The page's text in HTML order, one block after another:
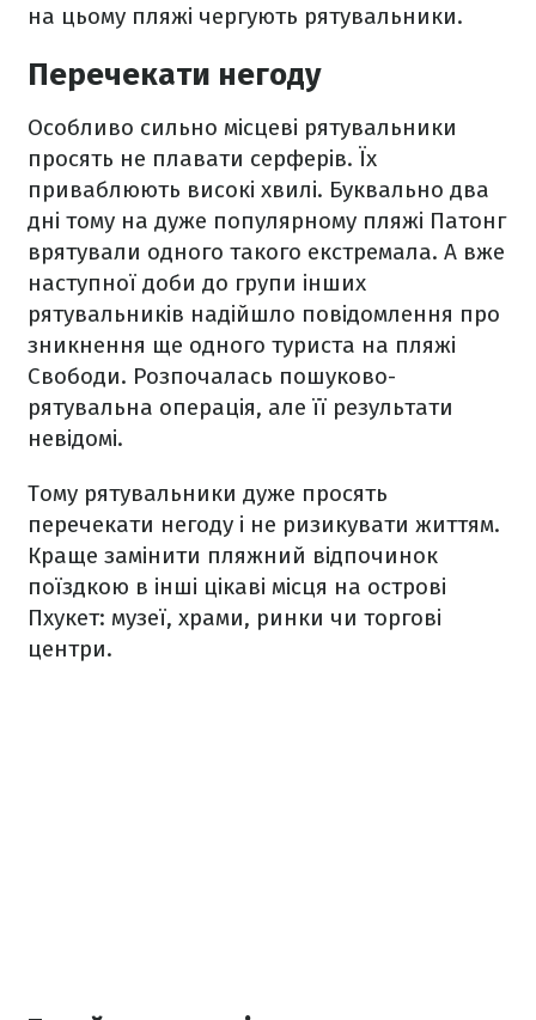
на цьому пляжі чергують рятувальники.
Перечекати негоду
Особливо сильно місцеві рятувальники
просять не плавати серферів. Їх
приваблюють високі хвилі. Буквально два
дні тому на дуже популярному пляжі Патонг
врятували одного такого екстремала. А вже
наступної доби до групи інших
рятувальників надійшло повідомлення про
зникнення ще одного туриста на пляжі
Свободи. Розпочалась пошуково-
рятувальна операція, але її результати
невідомі.
Тому рятувальники дуже просять
перечекати негоду і не ризикувати життям.
Краще замінити пляжний відпочинок
поїздкою в інші цікаві місця на острові
Пхукет: музеї, храми, ринки чи торгові
центри.